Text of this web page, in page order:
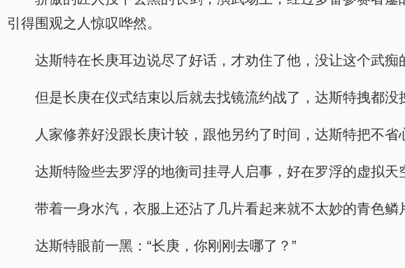
引得围观之人惊叹哗然。
达斯特在长庚耳边说尽了好话，才劝住了他，没让这个武
但是长庚在仪式结束以后就去找镜流约战了，达斯特拽都
人家修养好没跟长庚计较，跟他另约了时间，达斯特把不
达斯特险些去罗浮的地衡司挂寻人启事，好在罗浮的虚拟天
带着一身水汽，衣服上还沾了几片看起来就不太妙的青色鳞
达斯特眼前一黑：“长庚，你刚刚去哪了？”